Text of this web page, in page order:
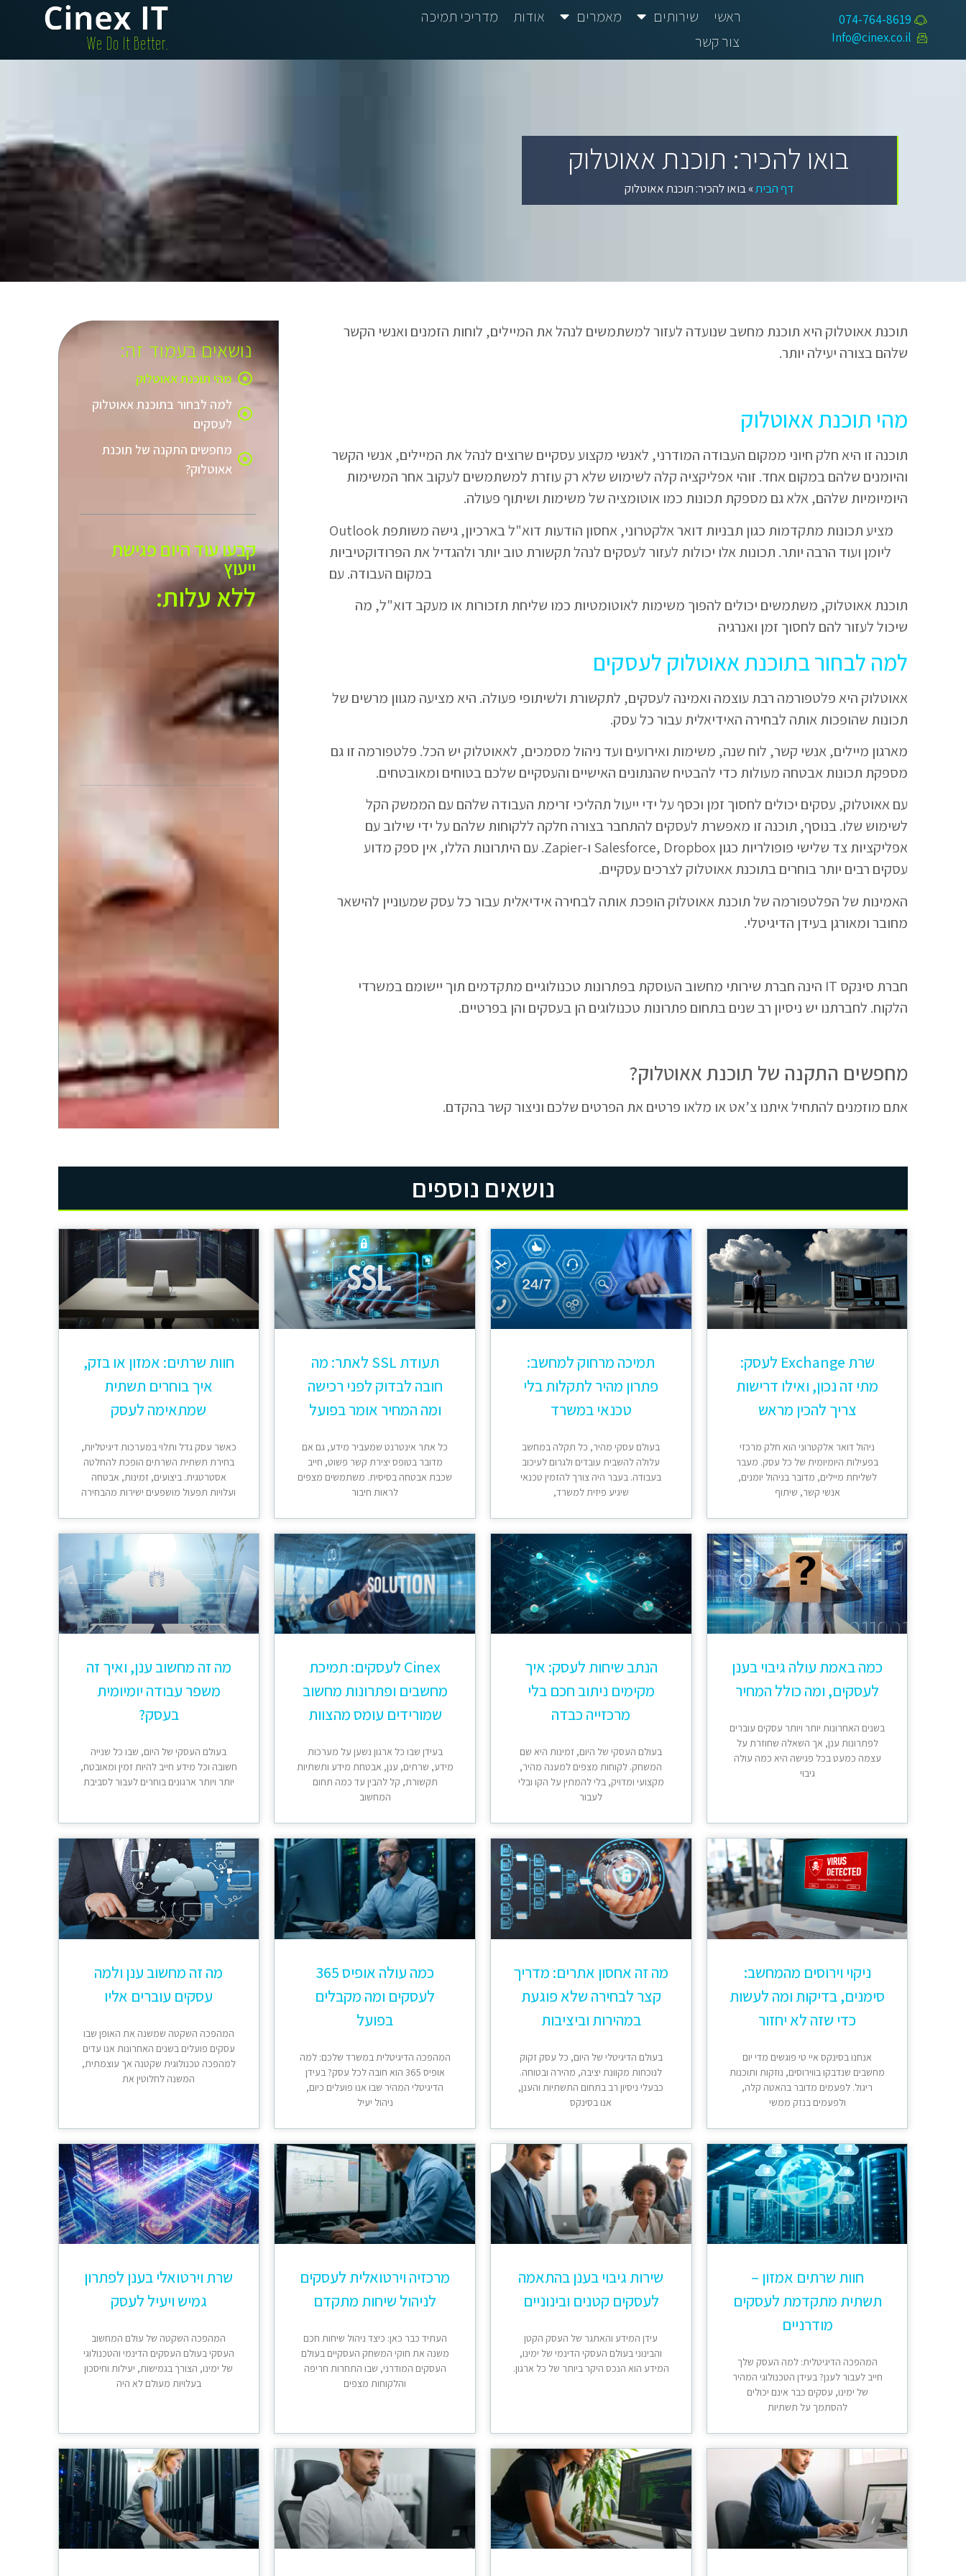
074-764-8619​
Info@cinex.co.il
ראשי שירותים מאמרים אודות
מדריכי תמיכה
צור קשר
בואו להכיר: תוכנת אאוטלוק
דף הבית»בואו להכיר: תוכנת אאוטלוק
תוכנת אאוטלוק היא תוכנת מחשב שנועדה לעזור למשתמשים לנהל את המיילים, לוחות הזמנים ואנשי הקשר
שלהם בצורה יעילה יותר.
מהי תוכנת אאוטלוק
תוכנה זו היא חלק חיוני ממקום העבודה המודרני, לאנשי מקצוע עסקיים שרוצים לנהל את המיילים, אנשי הקשר
והיומנים שלהם במקום אחד. זוהי אפליקציה קלה לשימוש שלא רק עוזרת למשתמשים לעקוב אחר המשימות
היומיומיות שלהם, אלא גם מספקת תכונות כמו אוטומציה של משימות ושיתוף פעולה.
Outlook מציע תכונות מתקדמות כגון תבניות דואר אלקטרוני, אחסון הודעות דוא"ל בארכיון, גישה משותפת
ליומן ועוד הרבה יותר. תכונות אלו יכולות לעזור לעסקים לנהל תקשורת טוב יותר ולהגדיל את הפרודוקטיביות
במקום העבודה. עם
תוכנת אאוטלוק, משתמשים יכולים להפוך משימות לאוטומטיות כמו שליחת תזכורות או מעקב דוא"ל, מה
שיכול לעזור להם לחסוך זמן ואנרגיה
למה לבחור בתוכנת אאוטלוק לעסקים
אאוטלוק היא פלטפורמה רבת עוצמה ואמינה לעסקים, לתקשורת ולשיתופי פעולה. היא מציעה מגוון מרשים של
תכונות שהופכות אותה לבחירה האידיאלית עבור כל עסק.
מארגון מיילים, אנשי קשר, לוח שנה, משימות ואירועים ועד ניהול מסמכים, לאאוטלוק יש הכל. פלטפורמה זו גם
מספקת תכונות אבטחה מעולות כדי להבטיח שהנתונים האישיים והעסקיים שלכם בטוחים ומאובטחים.
עם אאוטלוק, עסקים יכולים לחסוך זמן וכסף על ידי ייעול תהליכי זרימת העבודה שלהם עם הממשק הקל
לשימוש שלו. בנוסף, תוכנה זו מאפשרת לעסקים להתחבר בצורה חלקה ללקוחות שלהם על ידי שילוב עם
אפליקציות צד שלישי פופולריות כגון Salesforce, Dropbox ו-Zapier. עם היתרונות הללו, אין ספק מדוע
עסקים רבים יותר בוחרים בתוכנת אאוטלוק לצרכים עסקיים.
האמינות של הפלטפורמה של תוכנת אאוטלוק הופכת אותה לבחירה אידיאלית עבור כל עסק שמעוניין להישאר
מחובר ומאורגן בעידן הדיגיטלי.
חברת סינקס IT הינה חברת שירותי מחשוב העוסקת בפתרונות טכנולוגיים מתקדמים תוך יישומם במשרדי
הלקוח. לחברתנו יש ניסיון רב שנים בתחום פתרונות טכנולוגים הן בעסקים והן בפרטיים.
מחפשים התקנה של תוכנת אאוטלוק?
אתם מוזמנים להתחיל איתנו צ’אט או מלאו פרטים את הפרטים שלכם וניצור קשר בהקדם.
נושאים בעמוד זה:
מהי תוכנת אאוטלוק
למה לבחור בתוכנת אאוטלוק
לעסקים
מחפשים התקנה של תוכנת
אאוטלוק?
קבעו עוד היום פגישת
ייעוץ
ללא עלות:​
נושאים נוספים
שרת Exchange לעסק:
מתי זה נכון, ואילו דרישות
צריך להכין מראש
ניהול דואר אלקטרוני הוא חלק מרכזי
בפעילות היומיומית של כל עסק. מעבר
לשליחת מיילים, מדובר בניהול יומנים,
אנשי קשר, שיתוף
תמיכה מרחוק למחשב:
פתרון מהיר לתקלות בלי
טכנאי במשרד
בעולם עסקי מהיר, כל תקלה במחשב
עלולה להשבית עובדים ולגרום לעיכוב
בעבודה. בעבר היה צורך להזמין טכנאי
שיגיע פיזית למשרד,
תעודת SSL לאתר: מה
חובה לבדוק לפני רכישה
ומה המחיר אומר בפועל
כל אתר אינטרנט שמעביר מידע, גם אם
מדובר בטופס יצירת קשר פשוט, חייב
שכבת אבטחה בסיסית. משתמשים מצפים
לראות חיבור
חוות שרתים: אמזון או בזק,
איך בוחרים תשתית
שמתאימה לעסק
כאשר עסק גדל ותלוי במערכות דיגיטליות,
בחירת תשתית השרתים הופכת להחלטה
אסטרטגית. ביצועים, זמינות, אבטחה
ועלויות תפעול מושפעים ישירות מהבחירה
כמה באמת עולה גיבוי בענן
לעסקים, ומה כולל המחיר
בשנים האחרונות יותר ויותר עסקים עוברים
לפתרונות ענן, אך השאלה שחוזרת על
עצמה כמעט בכל פגישה היא כמה עולה
גיבוי
הנתב שיחות לעסק: איך
מקימים ניתוב חכם בלי
מרכזייה כבדה
בעולם העסקי של היום, זמינות היא שם
המשחק. לקוחות מצפים למענה מהיר,
מקצועי ומדויק, בלי להמתין על הקו ובלי
לעבור
Cinex לעסקים: תמיכת
מחשבים ופתרונות מחשוב
שמורידים עומס מהצוות
בעידן שבו כל ארגון נשען על מערכות
מידע, שרתים, ענן, אבטחת מידע ותשתיות
תקשורת, קל להבין עד כמה תחום
המחשוב
מה זה מחשוב ענן, ואיך זה
משפר עבודה יומיומית
בעסק?
בעולם העסקי של היום, שבו כל שנייה
חשובה וכל מידע חייב להיות זמין ומאובטח,
יותר ויותר ארגונים בוחרים לעבור לסביבת
ניקוי וירוסים מהמחשב:
סימנים, בדיקות ומה לעשות
כדי שזה לא יחזור
אנחנו בסינקס איי טי פוגשים מדי יום
מחשבים שנדבקו בווירוסים, נוזקות ותוכנות
ריגול. לפעמים מדובר בהאטה קלה,
ולפעמים בנזק ממשי
מה זה אחסון אתרים: מדריך
קצר לבחירה שלא פוגעת
במהירות וביציבות
בעולם הדיגיטלי של היום, כל עסק זקוק
לנוכחות מקוונת יציבה, מהירה ובטוחה.
כבעלי ניסיון רב בתחום התשתיות והענן,
אנו בסינקס
כמה עולה אופיס 365
לעסקים ומה מקבלים
בפועל
המהפכה הדיגיטלית במשרד שלכם: למה
אופיס 365 הוא חובה לכל עסק? בעידן
הדיגיטלי המהיר שבו אנו פועלים כיום,
ניהול יעיל
מה זה מחשוב ענן ולמה
עסקים עוברים אליו
המהפכה השקטה שמשנה את האופן שבו
עסקים פועלים בשנים האחרונות אנו עדים
למהפכה טכנולוגית שקטנה אך עוצמתית,
המשנה לחלוטין את
חוות שרתים אמזון –
תשתית מתקדמת לעסקים
מודרניים
המהפכה הדיגיטלית: למה העסק שלך
חייב לעבור לענן? בעידן הטכנולוגי המהיר
של ימינו, עסקים כבר אינם יכולים
להסתמך על תשתיות
שירות גיבוי בענן בהתאמה
לעסקים קטנים ובינוניים
עידן המידע והאתגר של העסק הקטן
והבינוני בעולם העסקי הדינמי של ימינו,
המידע הוא הנכס היקר ביותר של כל ארגון.
מרכזיה וירטואלית לעסקים
לניהול שיחות מתקדם
העתיד כבר כאן: כיצד ניהול שיחות חכם
משנה את חוקי המשחק העסקיים בעולם
העסקים המודרני, שבו התחרות חריפה
והלקוחות מצפים
שרת וירטואלי בענן לפתרון
גמיש ויעיל לעסק
המהפכה השקטה של עולם המחשוב
העסקי בעולם העסקים הדינמי והטכנולוגי
של ימינו, הצורך בגמישות, יעילות וחיסכון
בעלויות מעולם לא היה